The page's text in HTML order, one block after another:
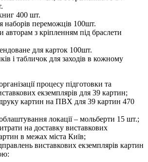
400 шт.
наборів переможців 100шт.
авторам з кріпленням під браслети
для карток 100шт.
і табличок для заходів в кожному
процесу підготовки та
екземплярів для 39 картин;
друку картин на ПВХ для 39 картин 470
локації – мольберти 15 шт.;
на доставку виставкових
в межах міста Київ;
виставкових екземплярів картин